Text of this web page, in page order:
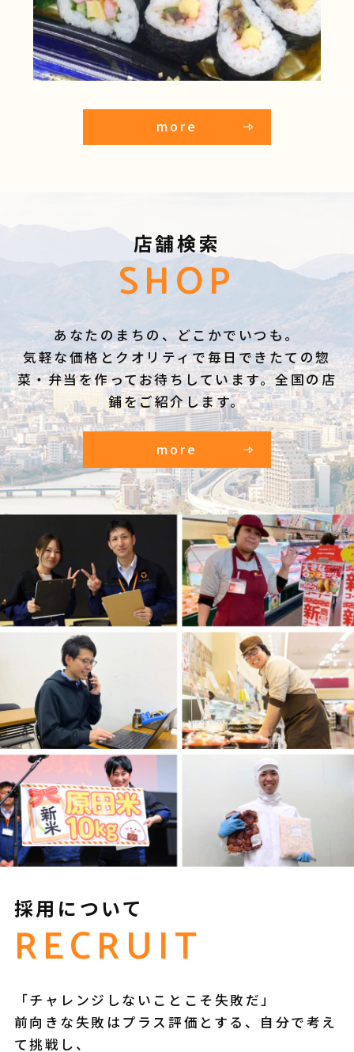
more
店舗検索
SHOP
あなたのまちの、どこかでいつも。
気軽な価格とクオリティで毎日できたての惣
菜・弁当を作ってお待ちしています。全国の店
鋪をご紹介します。
more
採用について
RECRUIT
「チャレンジしないことこそ失敗だ」
前向きな失敗はプラス評価とする、自分で考え
て挑戦し、